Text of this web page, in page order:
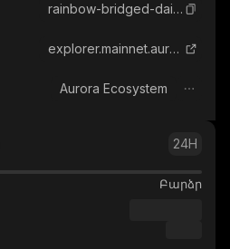
rainbow-bridged-dai-aurora
explorer.mainnet.aurora.dev
Aurora Ecosystem
24H
Բարձր